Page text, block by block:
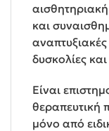
και
δυσκολίες
Είναι
θεραπευτική
μόνο από